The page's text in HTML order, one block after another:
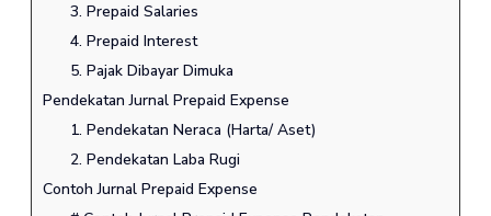
3. Prepaid Salaries
4. Prepaid Interest
5. Pajak Dibayar Dimuka
Pendekatan Jurnal Prepaid Expense
1. Pendekatan Neraca (Harta/ Aset)
2. Pendekatan Laba Rugi
Contoh Jurnal Prepaid Expense